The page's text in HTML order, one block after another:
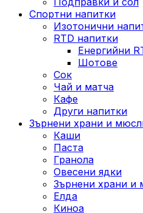
Спортни напитки
Изотонични
RTD напитки
Енергийни
Шотове
Сок
Чай и матча
Кафе
Други напитки
Зърнени храни и
Каши
Паста
Гранола
Овесени ядки
Зърнени храни и
Елда
Киноа